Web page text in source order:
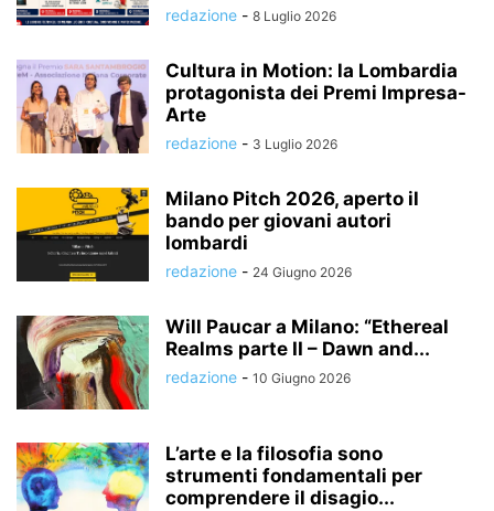
redazione - 8 Luglio 2026
Cultura in Motion: la Lombardia
protagonista dei Premi Impresa-
Arte
redazione - 3 Luglio 2026
Milano Pitch 2026, aperto il
bando per giovani autori
lombardi
redazione - 24 Giugno 2026
Will Paucar a Milano: “Ethereal
Realms parte II – Dawn and...
redazione - 10 Giugno 2026
L’arte e la filosofia sono
strumenti fondamentali per
comprendere il disagio...